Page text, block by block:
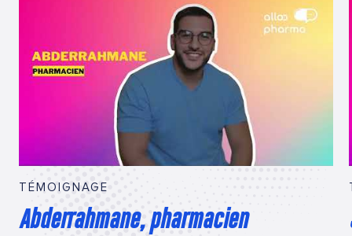
TÉMOIGNAGE
Abderrahmane, pharmacien